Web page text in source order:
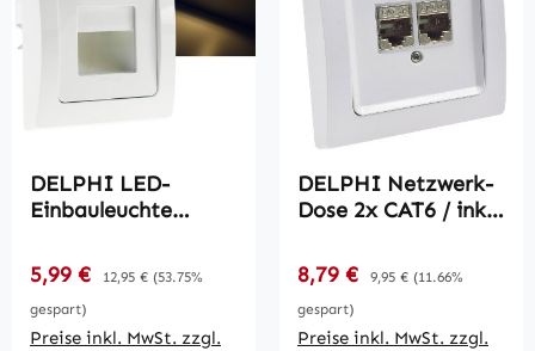
DELPHI LED-
Einbauleuchte
80x80mm, 3000k,
warmweiß, 55
Lumen
Verkaufspreis:
5,99 € Regulärer Preis:
12,95 € (53.75%
gespart)
Preise inkl. MwSt. zzgl.
DELPHI Netzwerk-
Dose 2x CAT6 / inkl.
Verkaufspreis:
8,79 € Regulärer Preis:
9,95 € (11.66%
gespart)
Preise inkl. MwSt. zzgl.